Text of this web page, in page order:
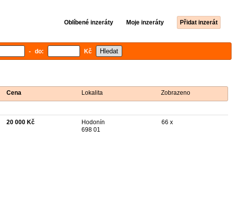
Oblíbené inzeráty Moje inzeráty Přidat inzerát
- do: Kč
Cena Lokalita Zobrazeno
20 000 Kč
Hodonín
698 01
66 x